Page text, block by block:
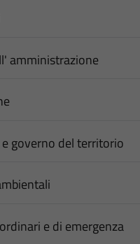
amministrazione
governo del territorio
e di emergenza